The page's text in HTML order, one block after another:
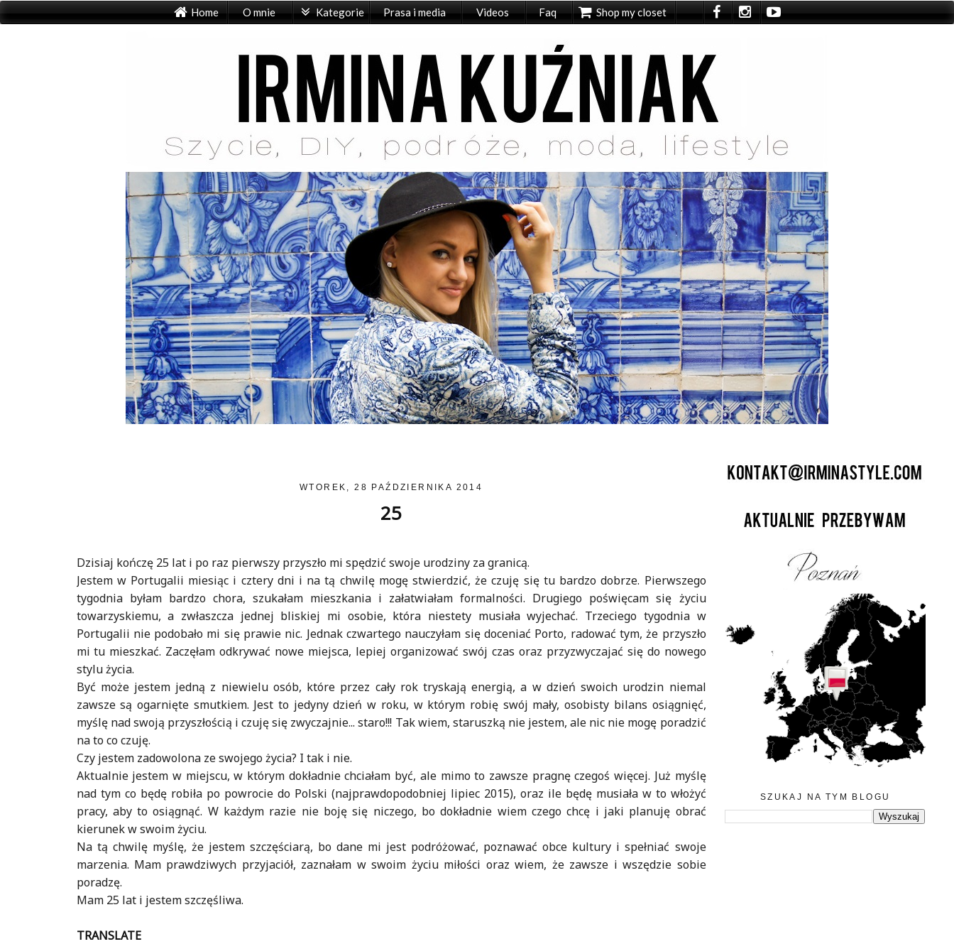
Home O mnie Kategorie Prasa i media Videos Faq Shop my closet
WTOREK, 28 PAŹDZIERNIKA 2014
25
Dzisiaj kończę 25 lat i po raz pierwszy przyszło mi spędzić swoje urodziny za granicą.
Jestem w Portugalii miesiąc i cztery dni i na tą chwilę mogę stwierdzić, że czuję się tu bardzo dobrze. Pierwszego
tygodnia byłam bardzo chora, szukałam mieszkania i załatwiałam formalności. Drugiego poświęcam się życiu
towarzyskiemu, a zwłaszcza jednej bliskiej mi osobie, która niestety musiała wyjechać. Trzeciego tygodnia w
Portugalii nie podobało mi się prawie nic. Jednak czwartego nauczyłam się doceniać Porto, radować tym, że przyszło
mi tu mieszkać. Zaczęłam odkrywać nowe miejsca, lepiej organizować swój czas oraz przyzwyczajać się do nowego
stylu życia.
Być może jestem jedną z niewielu osób, które przez cały rok tryskają energią, a w dzień swoich urodzin niemal
zawsze są ogarnięte smutkiem. Jest to jedyny dzień w roku, w którym robię swój mały, osobisty bilans osiągnięć,
myślę nad swoją przyszłością i czuję się zwyczajnie... staro!!! Tak wiem, staruszką nie jestem, ale nic nie mogę poradzić
na to co czuję.
Czy jestem zadowolona ze swojego życia? I tak i nie.
Aktualnie jestem w miejscu, w którym dokładnie chciałam być, ale mimo to zawsze pragnę czegoś więcej. Już myślę
nad tym co będę robiła po powrocie do Polski (najprawdopodobniej lipiec 2015), oraz ile będę musiała w to włożyć
pracy, aby to osiągnąć. W każdym razie nie boję się niczego, bo dokładnie wiem czego chcę i jaki planuję obrać
kierunek w swoim życiu.
Na tą chwilę myślę, że jestem szczęściarą, bo dane mi jest podróżować, poznawać obce kultury i spełniać swoje
marzenia. Mam prawdziwych przyjaciół, zaznałam w swoim życiu miłości oraz wiem, że zawsze i wszędzie sobie
poradzę.
Mam 25 lat i jestem szczęśliwa.
TRANSLATE
SZUKAJ NA TYM BLOGU